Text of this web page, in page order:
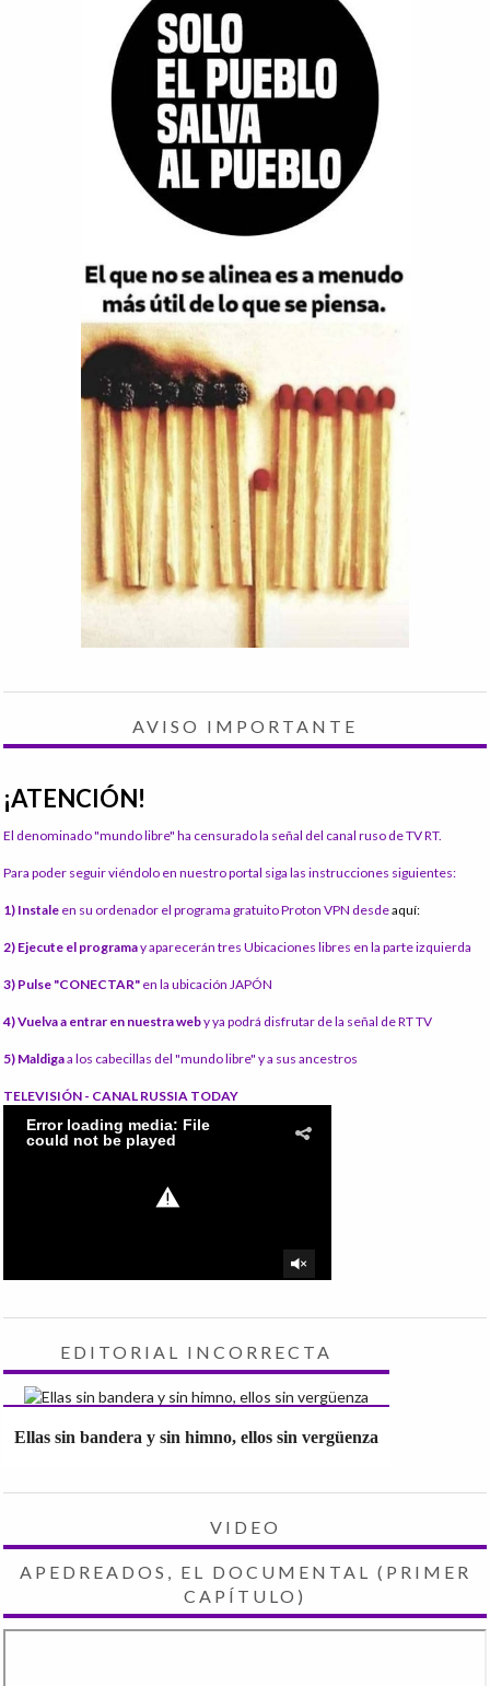
AVISO IMPORTANTE
¡ATENCIÓN!
El denominado "mundo libre" ha censurado la señal del canal ruso de TV RT.
Para poder seguir viéndolo en nuestro portal siga las instrucciones siguientes:
1) Instale en su ordenador el programa gratuito Proton VPN desdeaquí:
2) Ejecute el programay aparecerán tres Ubicaciones libres en la parte izquierda
3) Pulse "CONECTAR" en la ubicación JAPÓN
4) Vuelva a entrar en nuestra weby ya podrá disfrutar de la señal de RT TV
5) Maldigaa los cabecillas del "mundo libre" y a sus ancestros
TELEVISIÓN - CANAL RUSSIA TODAY
EDITORIAL INCORRECTA
Ellas sin bandera y sin himno, ellos sin vergüenza
VIDEO
APEDREADOS, EL DOCUMENTAL (PRIMER
CAPÍTULO)